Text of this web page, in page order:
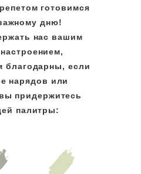
готовимся
дню!
нас вашим
благодарны, если
нарядов или
придержитесь
палитры: